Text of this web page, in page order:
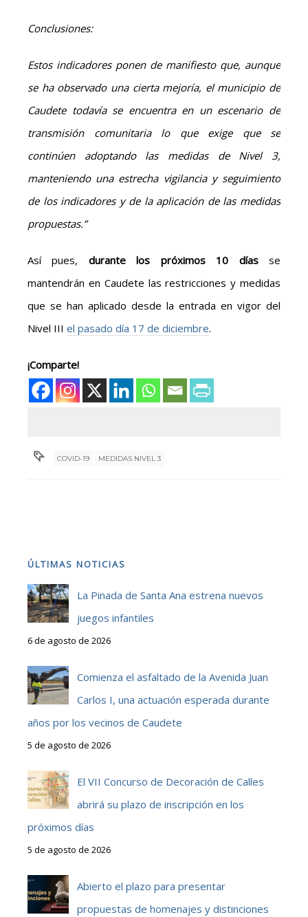
Conclusiones:
Estos indicadores ponen de manifiesto que, aunque
se ha observado una cierta mejoría, el municipio de
Caudete todavía se encuentra en un escenario de
transmisión comunitaria lo que exige que se
continúen adoptando las medidas de Nivel 3,
manteniendo una estrecha vigilancia y seguimiento
de los indicadores y de la aplicación de las medidas
propuestas.”
Así pues, durante los próximos 10 díasse
mantendrán en Caudete las restricciones y medidas
que se han aplicado desde la entrada en vigor del
Nivel III el pasado día 17 de diciembre.
¡Comparte!
COVID-19 MEDIDAS NIVEL 3
ÚLTIMAS NOTICIAS
La Pinada de Santa Ana estrena nuevos
juegos infantiles
6 de agosto de 2026
Comienza el asfaltado de la Avenida Juan
Carlos I, una actuación esperada durante
años por los vecinos de Caudete
5 de agosto de 2026
El VII Concurso de Decoración de Calles
abrirá su plazo de inscripción en los
próximos días
5 de agosto de 2026
Abierto el plazo para presentar
propuestas de homenajes y distinciones